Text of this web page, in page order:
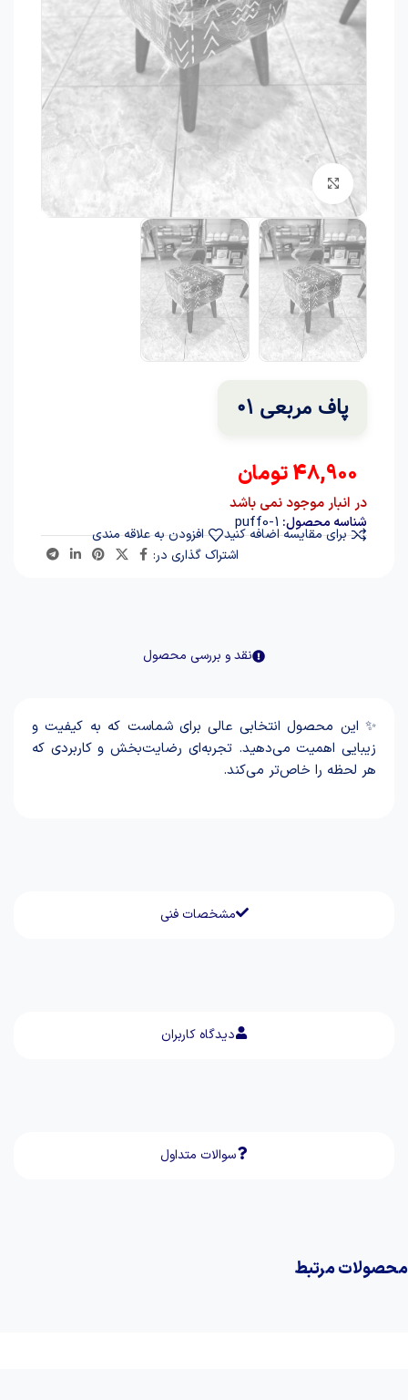
برای بزرگنمایی کلیک کنید
پاف مربعی 01
48,900تومان
در انبار موجود نمی باشد
شناسه محصول: puff0-1
برای مقایسه اضافه کنید
افزودن به علاقه مندی
اشتراک گذاری در:
نقد و بررسی محصول
مشخصات فنی
دیدگاه کاربران
سوالات متداول
✨ این محصول انتخابی عالی برای شماست که به کیفیت و
زیبایی اهمیت می‌دهید. تجربه‌ای رضایت‌بخش و کاربردی که
هر لحظه را خاص‌تر می‌کند.
محصولات مرتبط